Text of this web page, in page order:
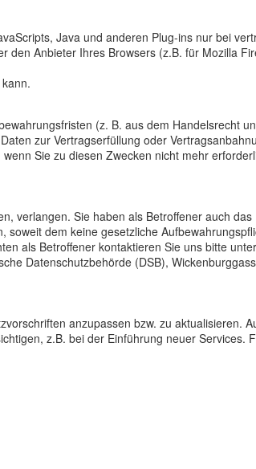
Java und anderen Plug-ins nur bei
den Anbieter Ihres Browsers (z.B. für Mozilla
(z. B. aus dem Handelsrecht
zur Vertragserfüllung oder
Sie zu diesen Zwecken nicht mehr
verlangen. Sie haben als Betroffener auch das
dem keine gesetzliche
als Betroffener kontaktieren Sie uns bitte unter
Datenschutzbehörde (DSB),
anzupassen bzw. zu aktualisieren.
z.B. bei der Einführung neuer Services.